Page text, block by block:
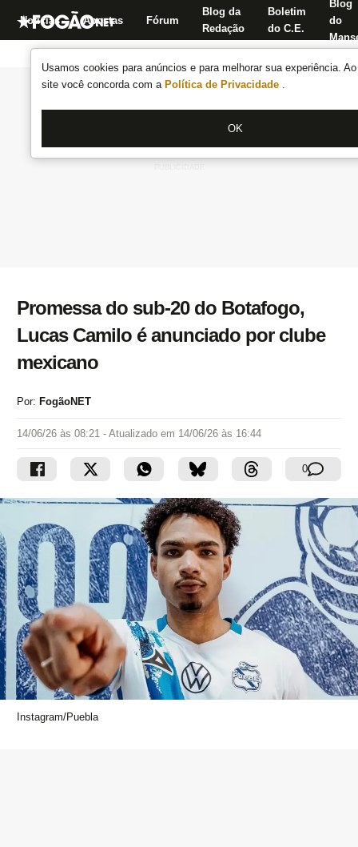
Usamos cookies para anúncios e para melhorar sua experiência.
site você concorda com a Política de Privacidade .
OK
Notícias Apostas Fórum
Blog da
Redação
Boletim
do C.E.
Blog
do
Promessa do sub-20 do Botafogo,
Lucas Camilo é anunciado por clube
mexicano
Por: FogãoNET
14/06/26 às 08:21 - Atualizado em 14/06/26 às 16:44
0
Instagram/Puebla